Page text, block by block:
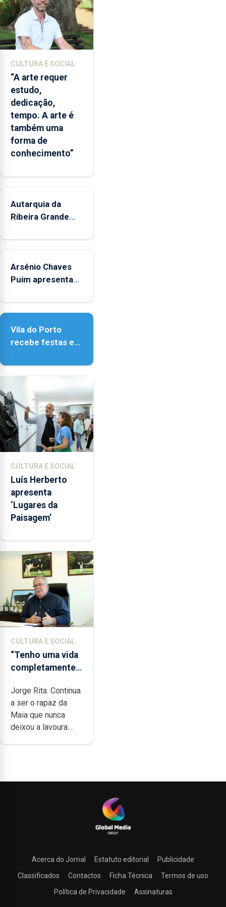
euros.
CULTURA E SOCIAL
“A arte requer
estudo,
dedicação,
tempo. A arte é
também uma
forma de
conhecimento”
Autarquia da
Ribeira Grande
iniciativa "Museus
Arsénio Chaves
Puim apresenta
Biblioteca de Vila
Vila do Porto
recebe festas em
Senhora da
CULTURA E SOCIAL
Luís Herberto
apresenta
‘Lugares da
Paisagem’
CULTURA E SOCIAL
“Tenho uma vida
completamente
trabalho,
dedicação, gosto
e muita paixão”
Jorge Rita. Continua
a ser o rapaz da
Maia que nunca
deixou a lavoura....
Acerca do Jornal Estatuto editorial
Publicidade
Classificados
Contactos Ficha Técnica
Termos de uso
Política de Privacidade
Assinaturas